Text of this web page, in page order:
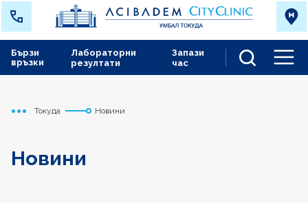
Лабораторни
резултати
Запази
час
Бързи
връзки
Начало
Токуда Новини
Новини